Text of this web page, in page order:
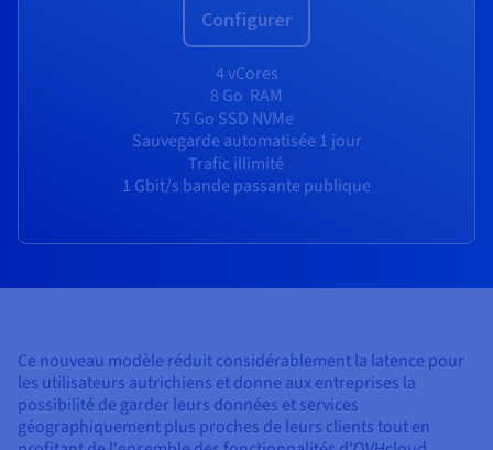
Disponibilités par régions
Configurer
4 vCores
8 Go RAM
75 Go SSD NVMe
Sauvegarde automatisée 1 jour
Trafic illimité
1 Gbit/s bande passante publique
Ce nouveau modèle réduit considérablement la latence pour
les utilisateurs autrichiens et donne aux entreprises la
possibilité de garder leurs données et services
géographiquement plus proches de leurs clients tout en